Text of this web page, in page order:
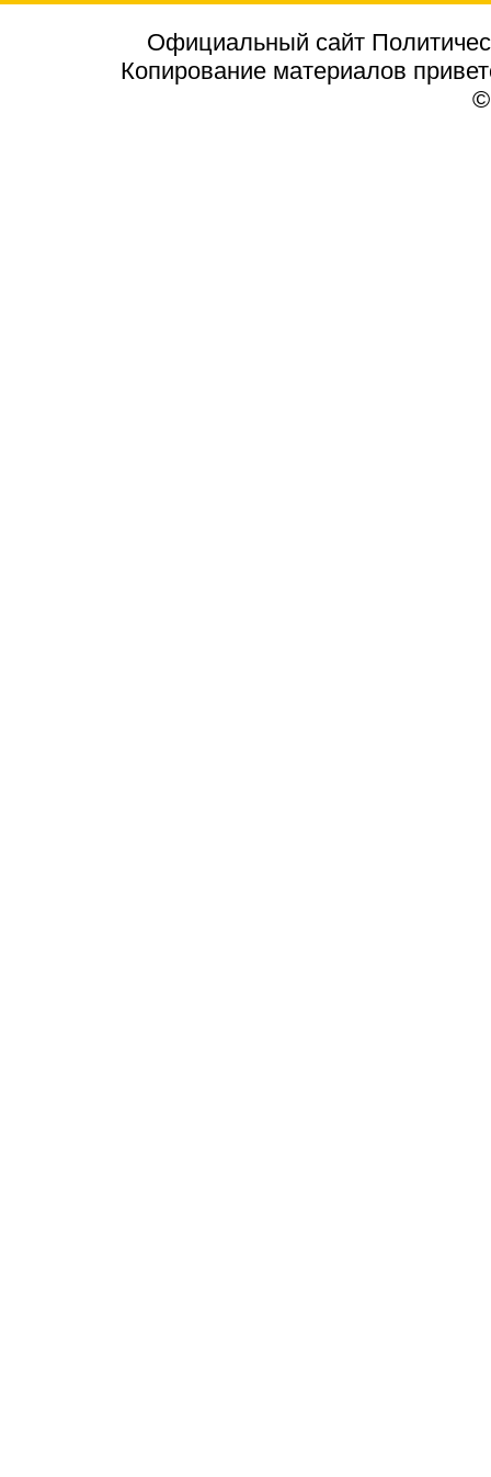
Официальный сайт
Копирование материалов
©